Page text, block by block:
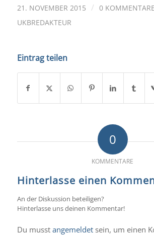
21. NOVEMBER 2015 / 0 KOMMENTARE
UKBREDAKTEUR
Eintrag teilen
0
KOMMENTARE
Hinterlasse einen
An der Diskussion beteiligen?
Hinterlasse uns deinen Kommentar!
Du musst angemeldetsein, um einen